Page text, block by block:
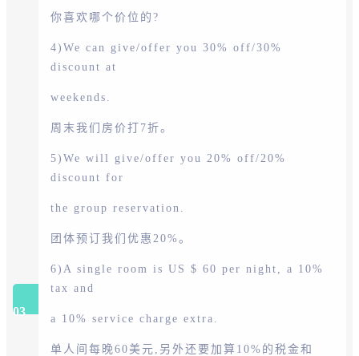
03
你喜欢哪个价位的?
4)We can give/offer you 30% off/30%
discount at
weekends.
周末我们房价打7折。
5)We will give/offer you 20% off/20%
discount for
the group reservation.
团体预订我们优惠20%。
6)A single room is US $ 60 per night, a 10%
tax and
a 10% service charge extra.
单人间每晚60美元,另外还要加算10%的税金和